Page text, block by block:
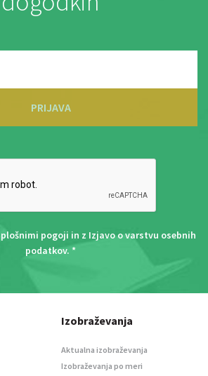
PRIJAVA
pogoji in z Izjavo o varstvu osebnih
podatkov. *
Izobraževanja
Aktualna izobraževanja
Izobraževanja po meri